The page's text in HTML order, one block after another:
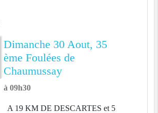
Dimanche 30 Aout, 35
ème Foulées de
Chaumussay
à 09h30
A 19 KM DE DESCARTES et 5